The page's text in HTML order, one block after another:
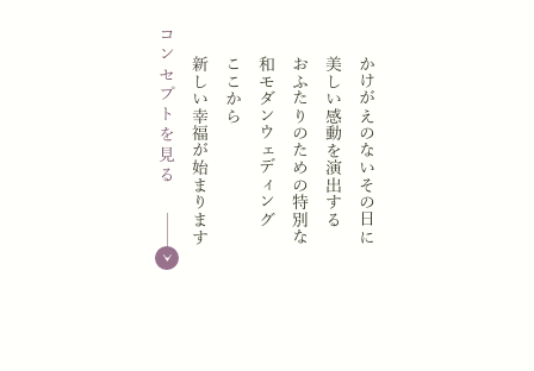
Create a beautiful impression on that irreplaceable day
A special Japanese modern wedding for two.New happiness begins here.
かけがえのないその日に
美しい感動を演出する
おふたりのための特別な
和モダンウェディング
ここから
新しい幸福が始まります
コンセプトを見る